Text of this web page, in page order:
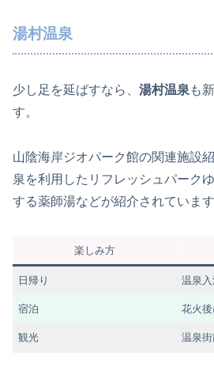
湯村温泉
少し足を延ばすなら、 湯村温泉 も
す。
山陰海岸ジオパーク館の関連施設
泉を利用したリフレッシュパーク
する薬師湯などが紹介されています
楽しみ方
日帰り 温泉
宿泊 花火
観光 温泉